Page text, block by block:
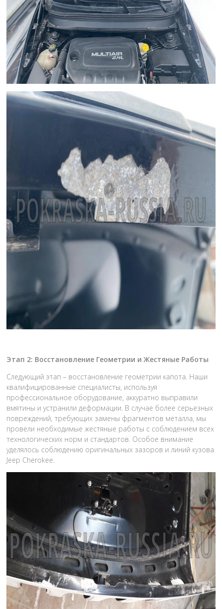
Этап 2: Восстановление Геометрии и Жестяные Работы
Следующий этап – восстановление геометрии капота. Наши
квалифицированные специалисты, используя
профессиональное оборудование, аккуратно выправили
вмятины и устранили деформации. В случае более серьезных
повреждений, требующих замены фрагментов металла, мы
провели необходимые жестяные работы с соблюдением всех
технологических норм и стандартов. Особое внимание
уделялось соблюдению оригинальных зазоров и линий кузова
Jeep Cherokee.